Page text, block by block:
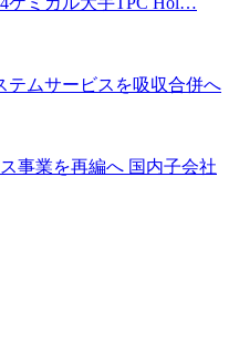
テムサービスを吸収合併へ
事業を再編へ 国内子会社